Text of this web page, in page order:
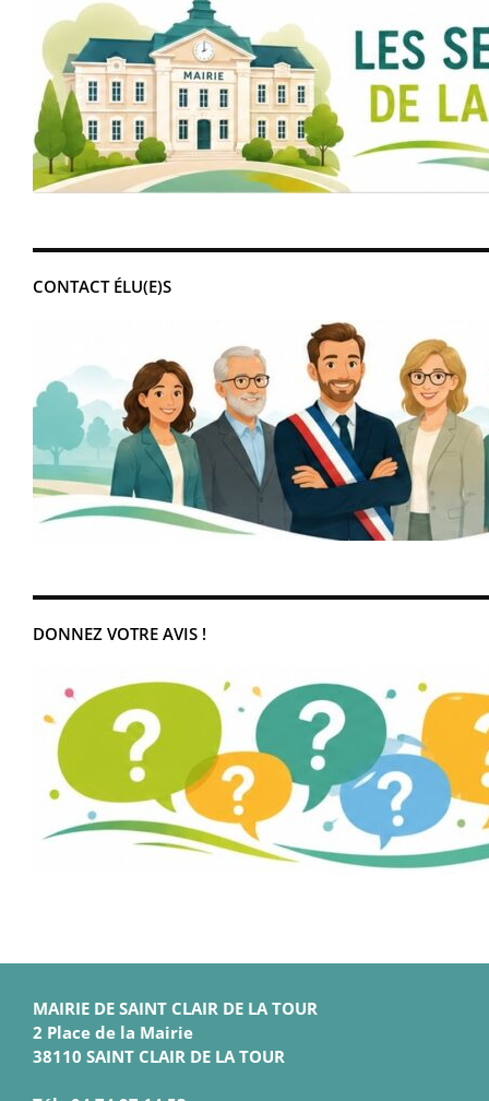
CONTACT ÉLU(E)S
DONNEZ VOTRE AVIS !
MAIRIE DE SAINT CLAIR DE LA TOUR
2 Place de la Mairie
38110 SAINT CLAIR DE LA TOUR